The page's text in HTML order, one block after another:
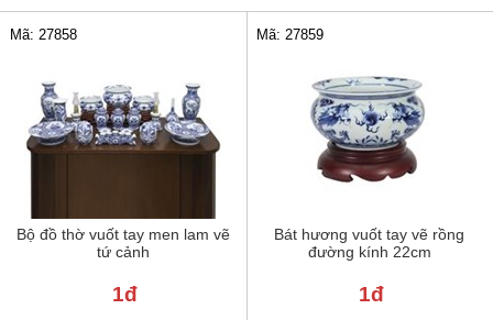
Bộ đồ thờ vuốt tay men lam vẽ
tứ cảnh
Mã: 27858
1đ
Bát hương vuốt tay vẽ rồng
đường kính 22cm
Mã: 27859
1đ